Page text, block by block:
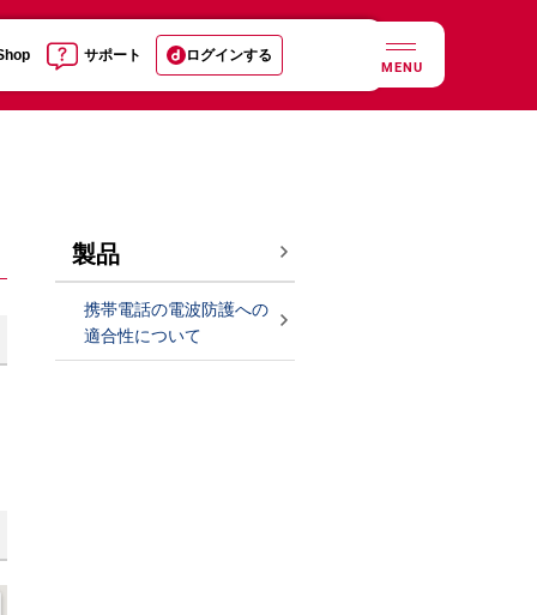
サポート ログインする
MENU
製品
携帯電話の電波防護への
適合性について